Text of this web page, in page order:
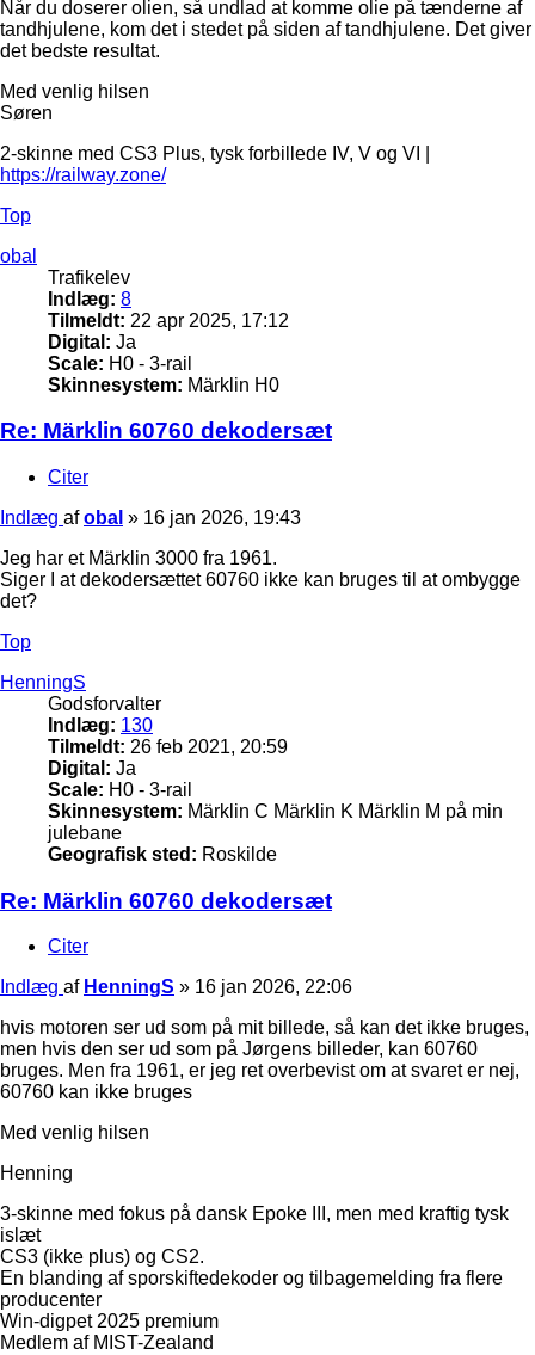
Når du doserer olien, så undlad at komme olie på tænderne af
tandhjulene, kom det i stedet på siden af tandhjulene. Det giver
det bedste resultat.
Med venlig hilsen
Søren
2-skinne med CS3 Plus, tysk forbillede IV, V og VI |
https://railway.zone/
Top
obal
Trafikelev
Indlæg: 8
Tilmeldt: 22 apr 2025, 17:12
Digital: Ja
Scale: H0 - 3-rail
Skinnesystem: Märklin H0
Re: Märklin 60760 dekodersæt
Citer
Indlæg afobal » 16 jan 2026, 19:43
Jeg har et Märklin 3000 fra 1961.
Siger I at dekodersættet 60760 ikke kan bruges til at ombygge
det?
Top
HenningS
Godsforvalter
Indlæg: 130
Tilmeldt: 26 feb 2021, 20:59
Digital: Ja
Scale: H0 - 3-rail
Skinnesystem: Märklin C Märklin K Märklin M på min
julebane
Geografisk sted: Roskilde
Re: Märklin 60760 dekodersæt
Citer
Indlæg af HenningS » 16 jan 2026, 22:06
hvis motoren ser ud som på mit billede, så kan det ikke bruges,
men hvis den ser ud som på Jørgens billeder, kan 60760
bruges. Men fra 1961, er jeg ret overbevist om at svaret er nej,
60760 kan ikke bruges
Med venlig hilsen
Henning
3-skinne med fokus på dansk Epoke III, men med kraftig tysk
islæt
CS3 (ikke plus) og CS2.
En blanding af sporskiftedekoder og tilbagemelding fra flere
producenter
Win-digpet 2025 premium
Medlem af MIST-Zealand